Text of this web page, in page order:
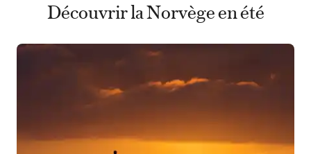
Découvrir la Norvège en été